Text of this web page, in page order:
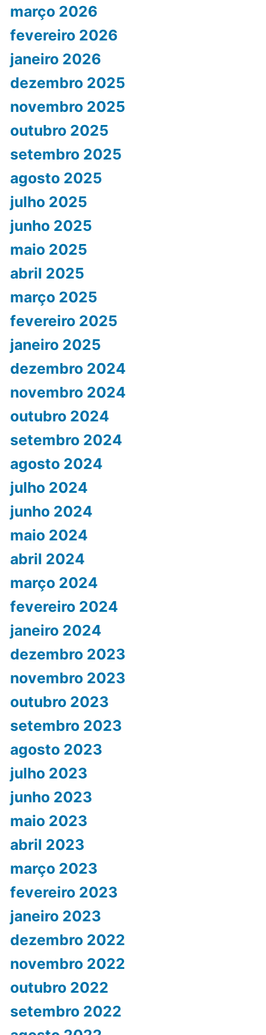
março 2026
fevereiro 2026
janeiro 2026
dezembro 2025
novembro 2025
outubro 2025
setembro 2025
agosto 2025
julho 2025
junho 2025
maio 2025
abril 2025
março 2025
fevereiro 2025
janeiro 2025
dezembro 2024
novembro 2024
outubro 2024
setembro 2024
agosto 2024
julho 2024
junho 2024
maio 2024
abril 2024
março 2024
fevereiro 2024
janeiro 2024
dezembro 2023
novembro 2023
outubro 2023
setembro 2023
agosto 2023
julho 2023
junho 2023
maio 2023
abril 2023
março 2023
fevereiro 2023
janeiro 2023
dezembro 2022
novembro 2022
outubro 2022
setembro 2022